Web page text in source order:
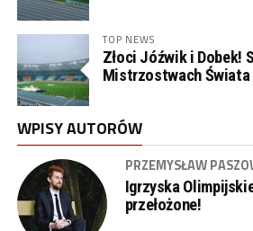
TOP NEWS
Złoci Jóźwik i Dobek!
Mistrzostwach
WPISY AUTORÓW
PRZEMYSŁAW
Igrzyska
przełożone!